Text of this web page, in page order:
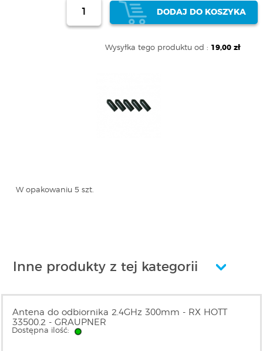
DODAJ DO KOSZYKA
Wysyłka tego produktu od : 19,00 zł
W opakowaniu 5 szt.
Inne produkty z tej kategorii
Antena do odbiornika 2.4GHz 300mm - RX HOTT
33500.2 - GRAUPNER
Dostępna ilość: